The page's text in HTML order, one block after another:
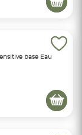
base Eau